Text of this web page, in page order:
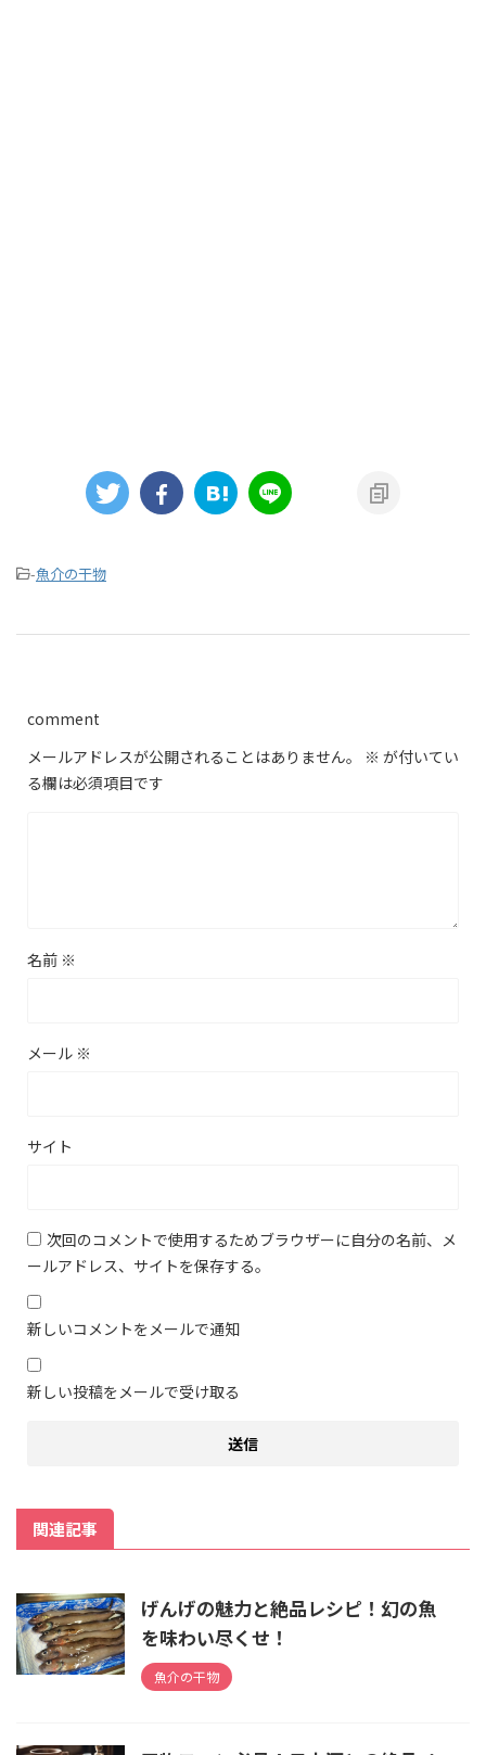
-魚介の干物
comment
メールアドレスが公開されることはありません。
※ が付いてい
る欄は必須項目です
名前 ※
メール ※
サイト
次回のコメントで使用するためブラウザーに自分の名前、メ
ールアドレス、サイトを保存する。
新しいコメントをメールで通知
新しい投稿をメールで受け取る
関連記事
げんげの魅力と絶品レシピ！幻の魚
を味わい尽くせ！
魚介の干物